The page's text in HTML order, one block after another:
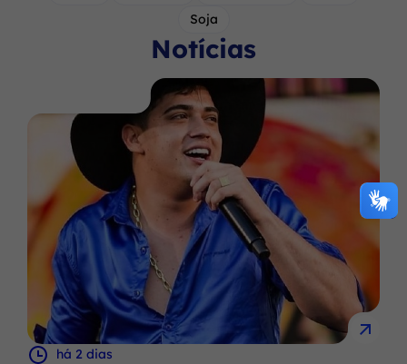
Soja
Notícias
há 2 dias